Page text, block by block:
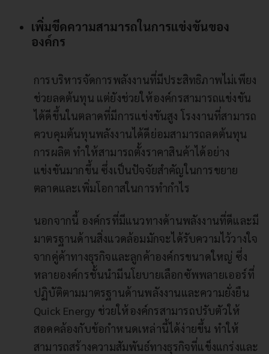
เพิ่มขีดความสามารถในการแข่งขันของ
องค์กร
การบริหารจัดการพลังงานที่มีประสิทธิภาพไม่เพียง
ช่วยลดต้นทุน แต่ยังช่วยให้องค์กรสามารถแข่งขัน
ได้ดีขึ้นในตลาดที่มีการแข่งขันสูง โรงงานที่สามารถ
ควบคุมต้นทุนพลังงานได้ดีย่อมสามารถลดต้นทุน
การผลิต ทำให้สามารถตั้งราคาสินค้าได้อย่าง
แข่งขันมากขึ้น ซึ่งเป็นปัจจัยสำคัญในการขยาย
ตลาดและเพิ่มโอกาสในการทำกำไร
นอกจากนี้ องค์กรที่มีแนวทางด้านพลังงานที่ดีและมี
มาตรฐานด้านสิ่งแวดล้อมมักจะได้รับความไว้วางใจ
จากคู่ค้าทางธุรกิจและลูกค้าองค์กรขนาดใหญ่ ซึ่ง
หลายองค์กรชั้นนำมีนโยบายเลือกซัพพลายเออร์ที่
ปฏิบัติตามมาตรฐานด้านพลังงานและความยั่งยืน
Quick Energy ช่วยให้องค์กรสามารถปรับตัวให้
สอดคล้องกับข้อกำหนดเหล่านี้ได้ง่ายขึ้น ทำให้
สามารถสร้างความสัมพันธ์ทางธุรกิจที่แข็งแกร่งและ